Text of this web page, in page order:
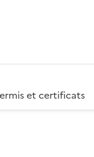
et certificats